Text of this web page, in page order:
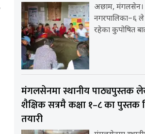
अछाम,
नगरपालिका–६ ले
रहेका कुपोषित
मंगलसेनमा स्थानीय पाठ्यपुस्तक
शैक्षिक सत्रमै कक्षा १–८ का पुस्तक
तयारी